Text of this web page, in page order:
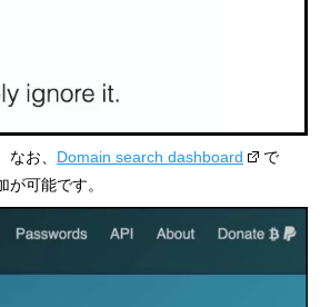
お、 Domain search dashboard
で
可能です。